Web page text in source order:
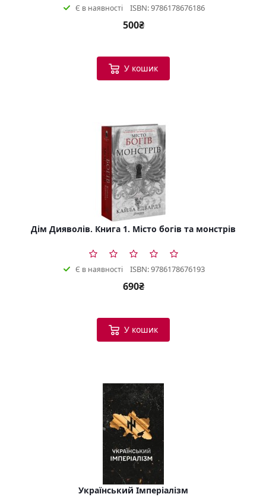
Є в наявності ISBN: 9786178676186
500₴
У кошик
Дім Дияволів. Книга 1. Місто богів та монстрів
Є в наявності ISBN: 9786178676193
690₴
У кошик
Український Імперіалізм